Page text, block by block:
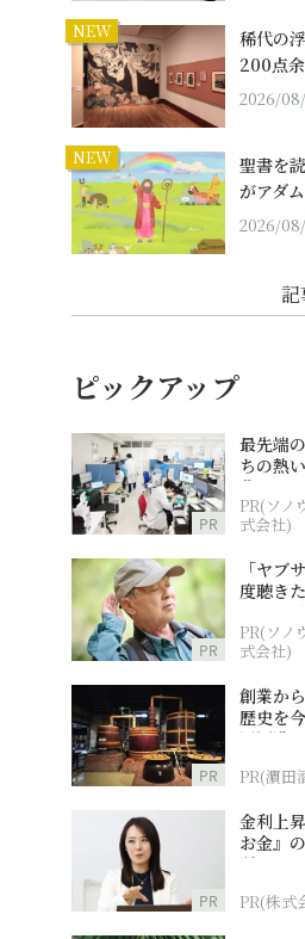
NEW
稀代の
200点
2026/
NEW
聖書を
がアダ
2026/
記
ピックアップ
PR
最先端
ちの熱
作られ
イド補
PR(ソノ
式会社)
PR
「ヤブ
度聴き
ャレン
PR(ソノ
式会社)
PR
創業か
歴史を
田酒造
PR(濵田
PR
金利上
お金』
討
PR(株式